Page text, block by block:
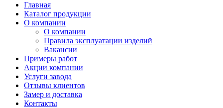
Главная
Каталог продукции
О компании
О компании
Правила эксплуатации изделий
Вакансии
Примеры работ
Акции компании
Услуги завода
Отзывы клиентов
Замер и доставка
Контакты